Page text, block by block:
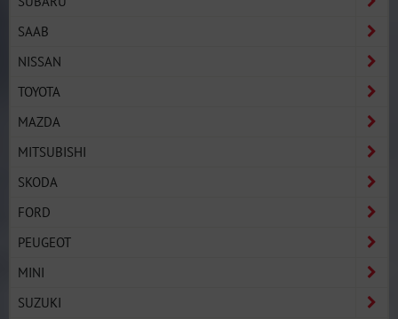
SAAB
NISSAN
TOYOTA
MAZDA
MITSUBISHI
SKODA
FORD
PEUGEOT
MINI
SUZUKI